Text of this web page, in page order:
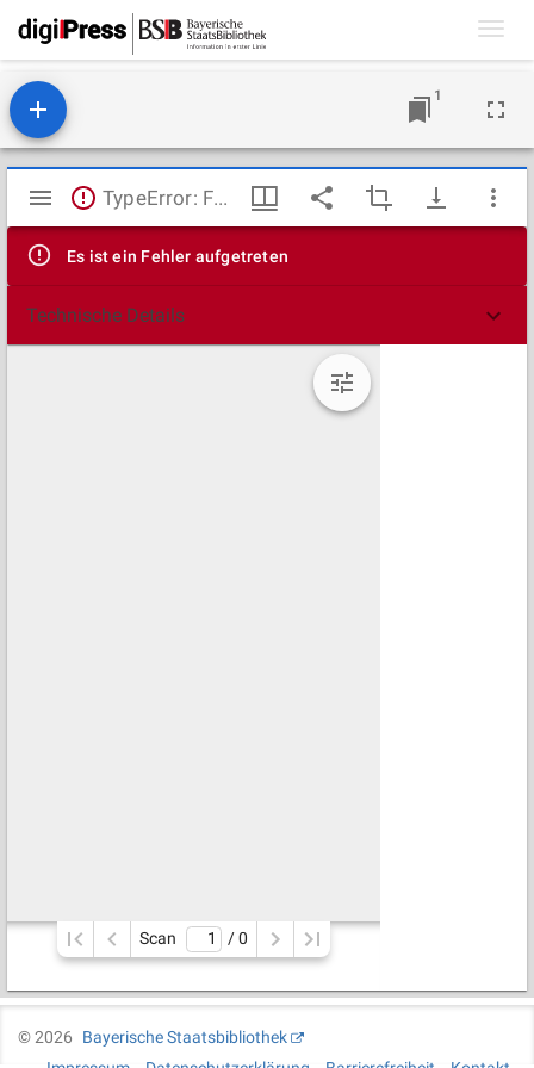
1
Mirador
Viewer
TypeError: Failed to fetch
Es ist ein Fehler aufgetreten
Technische Details
Scan / 0
©2026
Bayerische Staatsbibliothek